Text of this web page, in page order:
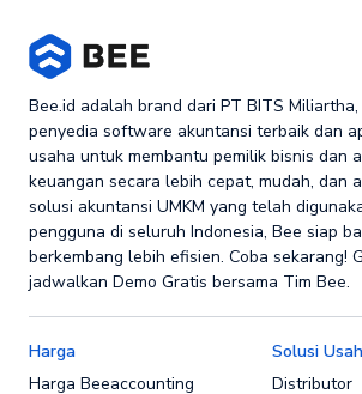
Bee.id adalah brand dari PT BITS
penyedia software akuntansi terbaik dan
usaha untuk membantu pemilik bisnis dan
keuangan secara lebih cepat, mudah, dan
solusi akuntansi UMKM yang telah
pengguna di seluruh Indonesia, Bee siap
berkembang lebih efisien. Coba sekarang!
jadwalkan Demo Gratis bersama Tim Bee.
Harga
Harga Beeaccounting
Solusi
Distributor